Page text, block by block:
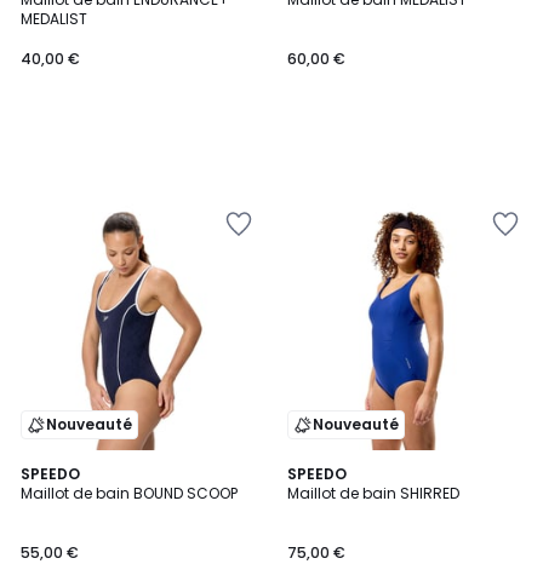
MEDALIST
40,00 €
60,00 €
Nouveauté
SPEEDO
Maillot de bain BOUND SCOOP
55,00 €
Nouveauté
SPEEDO
Maillot de bain SHIRRED
75,00 €
2
Couleurs